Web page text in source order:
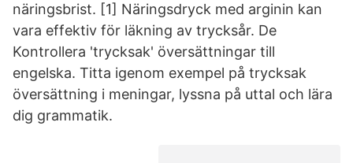
näringsbrist. [1] Näringsdryck med arginin kan
vara effektiv för läkning av trycksår. De
Kontrollera 'trycksak' översättningar till
engelska. Titta igenom exempel på trycksak
översättning i meningar, lyssna på uttal och lära
dig grammatik.